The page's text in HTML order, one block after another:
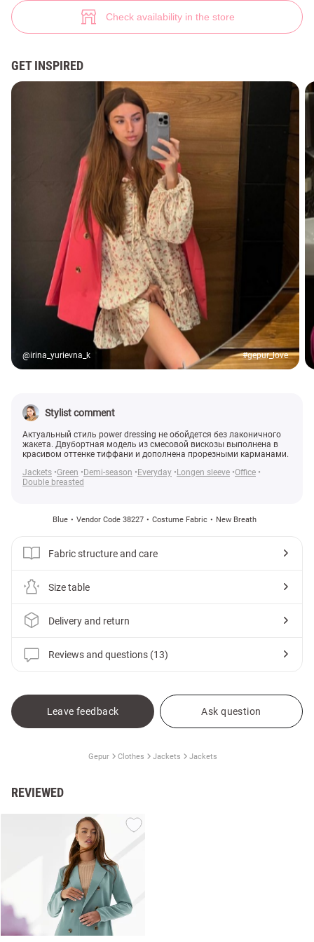
Check availability in the store
GET INSPIRED
@irina_yurievna_k #gepur_love
Stylist comment
Актуальный стиль power dressing не обойдется без лаконичного
жакета. Двубортная модель из смесовой вискозы выполнена в
красивом оттенке тиффани и дополнена прорезными карманами.
Jackets Green Demi-season Everyday Longen sleeve Office
Double breasted
Blue Vendor Code 38227 Costume Fabric New Breath
Fabric structure and care
Size table
Delivery and return
Reviews and questions (13)
Leave feedback Ask question
Gepur Clothes Jackets Jackets
REVIEWED
(№ 38227) ♡ Gepur - women clothes store